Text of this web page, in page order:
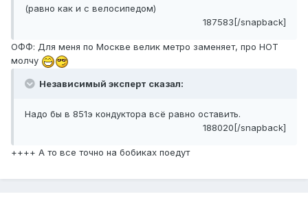
(равно как и с велосипедом)
187583[/snapback]
ОФФ: Для меня по Москве велик метро заменяет, про НОТ
молчу
Независимый эксперт сказал:
Надо бы в 851э кондуктора всё равно оставить.
188020[/snapback]
++++ А то все точно на бобиках поедут